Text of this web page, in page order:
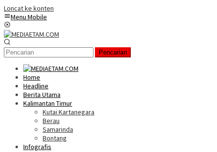
Loncat ke konten
Menu Mobile
Pencarian
Home
Headline
Berita Utama
Kalimantan Timur
Kutai Kartanegara
Berau
Samarinda
Bontang
Infografis